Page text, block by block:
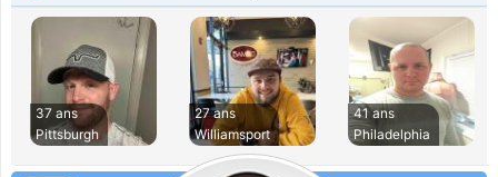
37 ans
Pittsburgh
27 ans
Williamsport
41 ans
Philadelphia